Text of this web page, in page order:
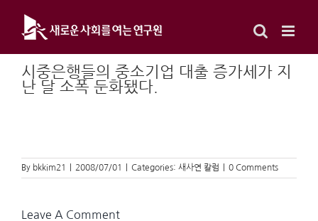
content
시중은행들의 중소기업 대출 증가세가 지
난 달 소폭 둔화됐다.
By bkkim21 2008/07/01 Categories: 새사연 칼럼 0 Comments
Leave A Comment